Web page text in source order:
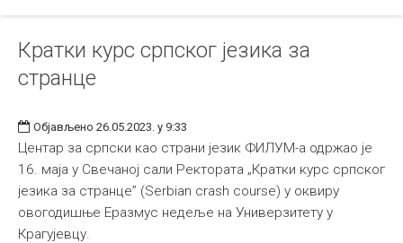
Уметност
Издаваштво
Библиотека
Међународна
Кратки курс српског језика за
странце
Објављено 26.05.2023. у 9:33
Центар за српски као страни језик ФИЛУМ-а одржао је
16. маја у Свечаној сали Ректората „Кратки курс српског
језика за странце” (Serbian crash course) у оквиру
овогодишње Еразмус недеље на Универзитету у
Крагујевцу.